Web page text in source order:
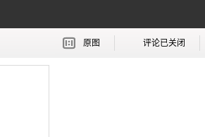
原图 评论已关闭